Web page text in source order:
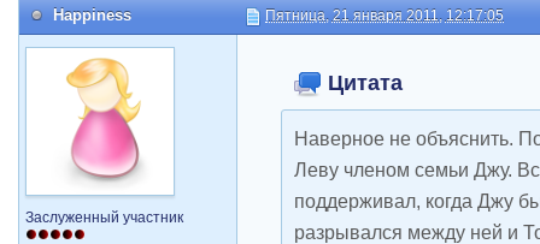
Happiness Пятница, 21 января 2011, 12:17:05
Заслуженный участник
Цитата
Наверное не объяснить.
Леву членом семьи Джу.
поддерживал, когда Джу
разрывался между ней и